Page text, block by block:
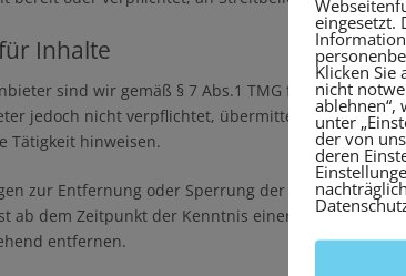
Inhalte
sind wir gemäß § 7 Abs.1 TMG für eigene
jedoch nicht verpflichtet, übermittelte oder
Tätigkeit hinweisen.
zur Entfernung oder Sperrung der Nutzung von
ab dem Zeitpunkt der Kenntnis einer konkreten
entfernen.
eingesetzt.
Klicken Sie
nicht
ablehnen“,
unter
der von
deren